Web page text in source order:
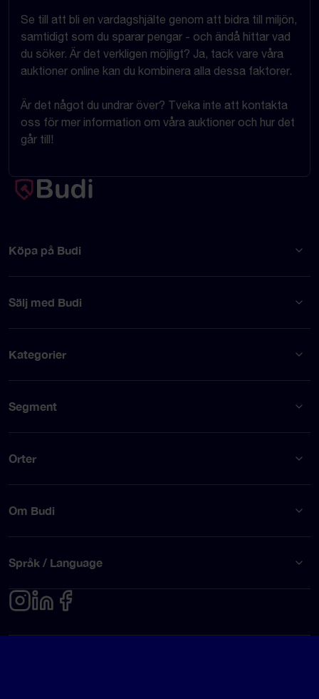
Se till att bli en vardagshjälte genom att bidra till miljön,
samtidigt som du sparar pengar - och ändå hittar vad
du söker. Är det verkligen möjligt? Ja, tack vare våra
auktioner online kan du kombinera alla dessa faktorer.
Är det något du undrar över? Tveka inte att kontakta
oss för mer information om våra auktioner och hur det
går till!
Köpa på Budi
Sälj med Budi
Kategorier
Segment
Orter
Om Budi
Språk / Language